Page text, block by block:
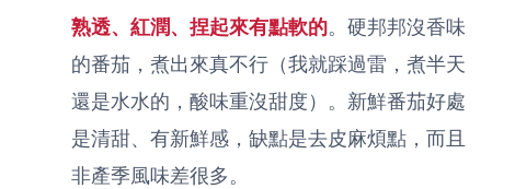
熟透、紅潤、捏起來有點軟的。硬邦邦沒香味
的番茄，煮出來真不行（我就踩過雷，煮半天
還是水水的，酸味重沒甜度）。新鮮番茄好處
是清甜、有新鮮感，缺點是去皮麻煩點，而且
非產季風味差很多。